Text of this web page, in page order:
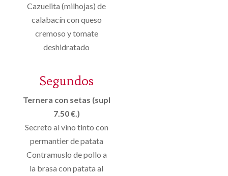
Cazuelita (milhojas) de
calabacín con queso
cremoso y tomate
deshidratado
Segundos
Ternera con setas (supl
7.50 €.)
Secreto al vino tinto con
permantier de patata
Contramuslo de pollo a
la brasa con patata al